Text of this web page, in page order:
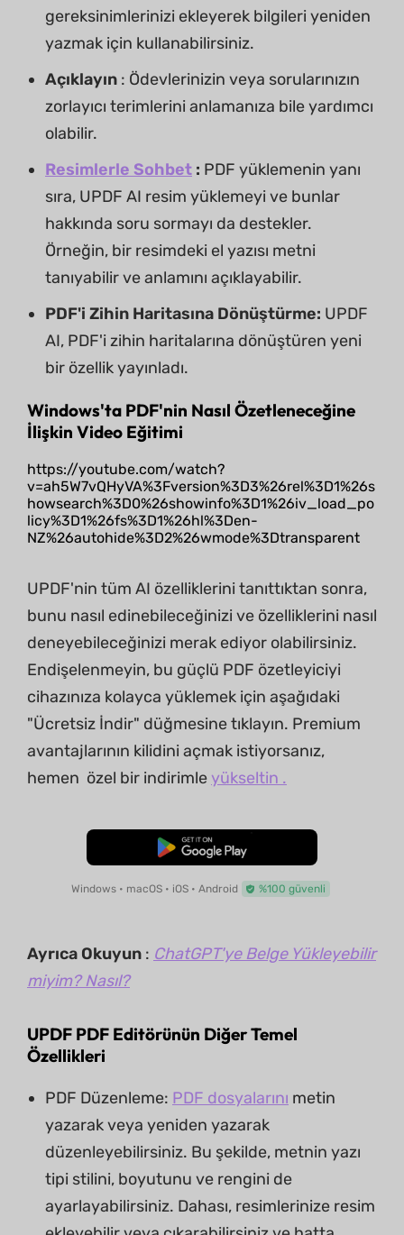
gereksinimlerinizi ekleyerek bilgileri yeniden
yazmak için kullanabilirsiniz.
Açıklayın : Ödevlerinizin veya sorularınızın
zorlayıcı terimlerini anlamanıza bile yardımcı
olabilir.
Resimlerle Sohbet : PDF yüklemenin yanı
sıra, UPDF AI resim yüklemeyi ve bunlar
hakkında soru sormayı da destekler.
Örneğin, bir resimdeki el yazısı metni
tanıyabilir ve anlamını açıklayabilir.
PDF'i Zihin Haritasına Dönüştürme: UPDF
AI, PDF'i zihin haritalarına dönüştüren yeni
bir özellik yayınladı.
Windows'ta PDF'nin Nasıl Özetleneceğine
İlişkin Video Eğitimi
https://youtube.com/watch?
v=ah5W7vQHyVA%3Fversion%3D3%26rel%3D1%26s
howsearch%3D0%26showinfo%3D1%26iv_load_po
licy%3D1%26fs%3D1%26hl%3Den-
NZ%26autohide%3D2%26wmode%3Dtransparent
UPDF'nin tüm AI özelliklerini tanıttıktan sonra,
bunu nasıl edinebileceğinizi ve özelliklerini nasıl
deneyebileceğinizi merak ediyor olabilirsiniz.
Endişelenmeyin, bu güçlü PDF özetleyiciyi
cihazınıza kolayca yüklemek için aşağıdaki
"Ücretsiz İndir" düğmesine tıklayın. Premium
avantajlarının kilidini açmak istiyorsanız,
hemen özel bir indirimleyükseltin .
Ücretsiz İndirme
Windows • macOS • iOS • Android %100 güvenli
Ayrıca Okuyun : ChatGPT'ye Belge Yükleyebilir
miyim? Nasıl?
UPDF PDF Editörünün Diğer Temel
Özellikleri
PDF Düzenleme: PDF dosyalarını metin
yazarak veya yeniden yazarak
düzenleyebilirsiniz. Bu şekilde, metnin yazı
tipi stilini, boyutunu ve rengini de
ayarlayabilirsiniz. Dahası, resimlerinize resim